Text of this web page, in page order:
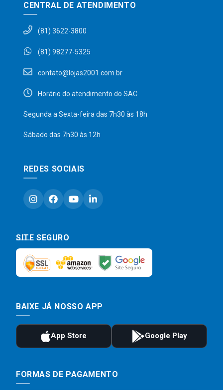
CENTRAL DE ATENDIMENTO
(81) 3622-3800
(81) 98277-5325
contato@lojas2001.com.br
Horário do atendimento do SAC
Segunda a Sexta-feira das 7h30 às 18h
Sábado das 7h30 às 12h
REDES SOCIAIS
SITE SEGURO
BAIXE JÁ NOSSO APP
FORMAS DE PAGAMENTO